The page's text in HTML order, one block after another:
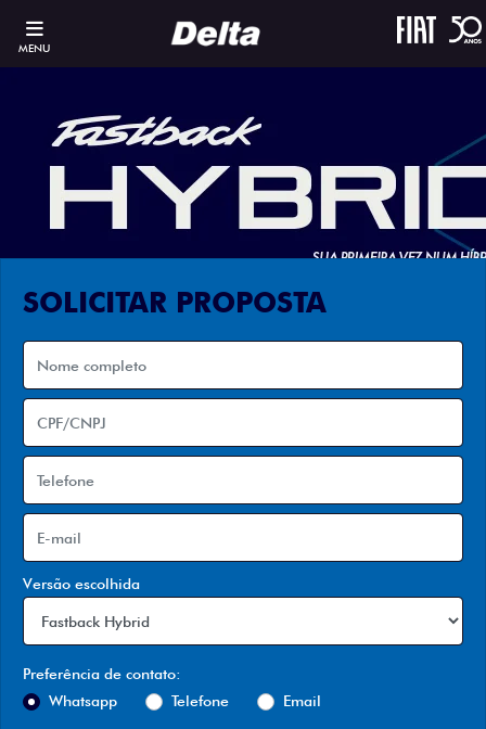
MENU
SOLICITAR PROPOSTA
Versão escolhida
Preferência de contato:
Whatsapp
Telefone Email